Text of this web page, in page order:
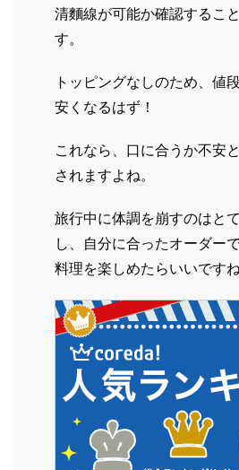
清麵線が可能か確認するこ
す。
トッピングなしのため、値
安くなるはず！
これなら、口に合うか不安
されますよね。
旅行中に体調を崩すのはと
し、自分に合ったオーダー
料理を楽しめたらいいですね